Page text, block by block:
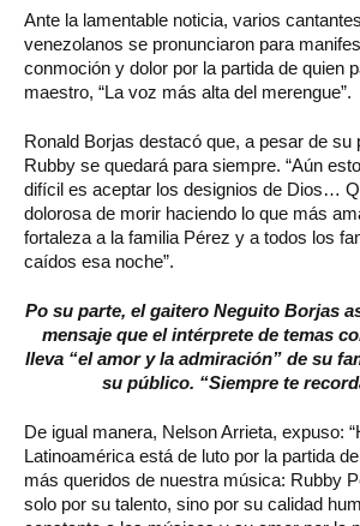
Ante la lamentable noticia, varios
venezolanos se pronunciaron para
conmoción y dolor por la partida de quien
maestro, “La voz más alta del merengue”.
Ronald Borjas destacó que, a pesar de su
Rubby se quedará para siempre. “Aún
difícil es aceptar los designios de Dios…
dolorosa de morir haciendo lo que más
fortaleza a la familia Pérez y a todos los
caídos esa noche”.
Po su parte, el gaitero Neguito Borjas
mensaje que el intérprete de temas
lleva “el amor y la admiración” de su
su público. “Siempre te
De igual manera, Nelson Arrieta, expuso:
Latinoamérica está de luto por la partida
más queridos de nuestra música: Rubby
solo por su talento, sino por su calidad